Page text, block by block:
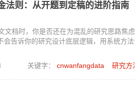
法则：从开题到定稿的进阶指南
文档时，你是否还在为混乱的研究思路焦
会告诉你的研究设计底层逻辑，用系统方
关键字： cnwanfangdata 研究方